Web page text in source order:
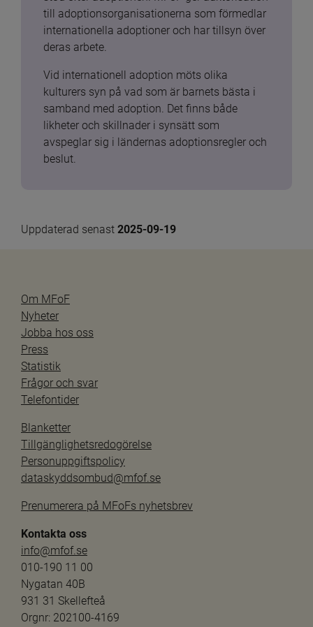
till adoptionsorganisationerna som förmedlar
internationella adoptioner och har tillsyn över
deras arbete.
Vid internationell adoption möts olika
kulturers syn på vad som är barnets bästa i
samband med adoption. Det finns både
likheter och skillnader i synsätt som
avspeglar sig i ländernas adoptionsregler och
beslut.
Uppdaterad senast 2025-09-19
Om MFoF
Nyheter
Jobba hos oss
Press
Statistik
Frågor och svar
Telefontider
Blanketter
Tillgänglighetsredogörelse
Personuppgiftspolicy
dataskyddsombud@mfof.se
Prenumerera på MFoFs nyhetsbrev
Kontakta oss
info@mfof.se
010-190 11 00
Nygatan 40B
931 31 Skellefteå
Orgnr: 202100-4169